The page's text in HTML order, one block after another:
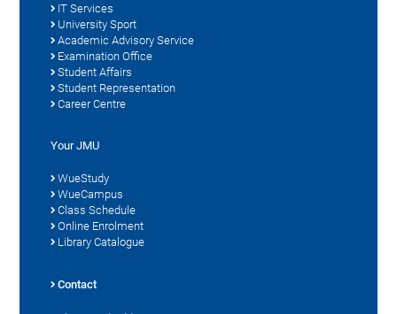
IT Services
University Sport
Academic Advisory Service
Examination Office
Student Affairs
Student Representation
Career Centre
Your JMU
WueStudy
WueCampus
Class Schedule
Online Enrolment
Library Catalogue
Contact